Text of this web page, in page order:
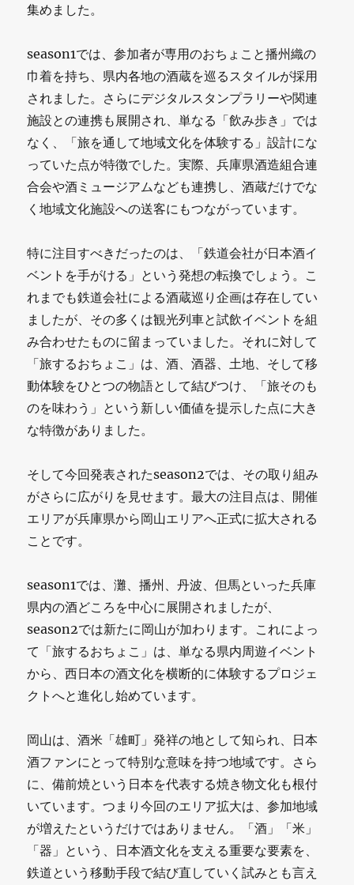
集めました。
season1では、参加者が専用のおちょこと播州織の
巾着を持ち、県内各地の酒蔵を巡るスタイルが採用
されました。さらにデジタルスタンプラリーや関連
施設との連携も展開され、単なる「飲み歩き」では
なく、「旅を通して地域文化を体験する」設計にな
っていた点が特徴でした。実際、兵庫県酒造組合連
合会や酒ミュージアムなども連携し、酒蔵だけでな
く地域文化施設への送客にもつながっています。
特に注目すべきだったのは、「鉄道会社が日本酒イ
ベントを手がける」という発想の転換でしょう。こ
れまでも鉄道会社による酒蔵巡り企画は存在してい
ましたが、その多くは観光列車と試飲イベントを組
み合わせたものに留まっていました。それに対して
「旅するおちょこ」は、酒、酒器、土地、そして移
動体験をひとつの物語として結びつけ、「旅そのも
のを味わう」という新しい価値を提示した点に大き
な特徴がありました。
そして今回発表されたseason2では、その取り組み
がさらに広がりを見せます。最大の注目点は、開催
エリアが兵庫県から岡山エリアへ正式に拡大される
ことです。
season1では、灘、播州、丹波、但馬といった兵庫
県内の酒どころを中心に展開されましたが、
season2では新たに岡山が加わります。これによっ
て「旅するおちょこ」は、単なる県内周遊イベント
から、西日本の酒文化を横断的に体験するプロジェ
クトへと進化し始めています。
岡山は、酒米「雄町」発祥の地として知られ、日本
酒ファンにとって特別な意味を持つ地域です。さら
に、備前焼という日本を代表する焼き物文化も根付
いています。つまり今回のエリア拡大は、参加地域
が増えたというだけではありません。「酒」「米」
「器」という、日本酒文化を支える重要な要素を、
鉄道という移動手段で結び直していく試みとも言え